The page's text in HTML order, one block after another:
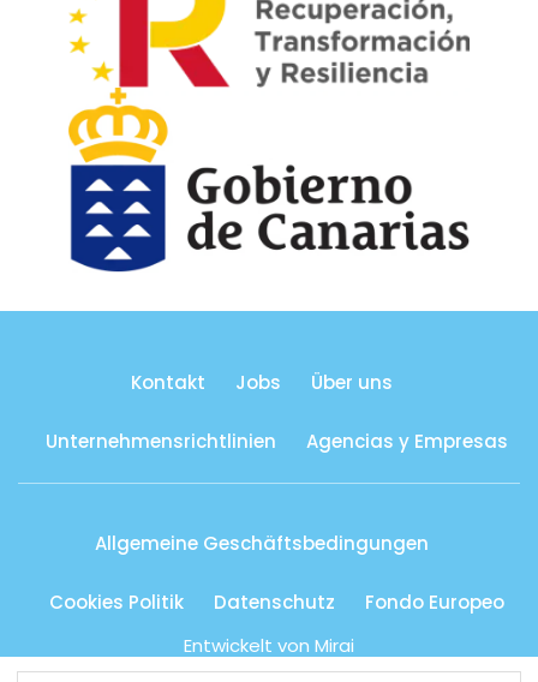
Kontakt Jobs Über uns
Unternehmensrichtlinien Agencias y Empresas
Allgemeine Geschäftsbedingungen
Cookies Politik Datenschutz
Fondo Europeo
Entwickelt von Mirai